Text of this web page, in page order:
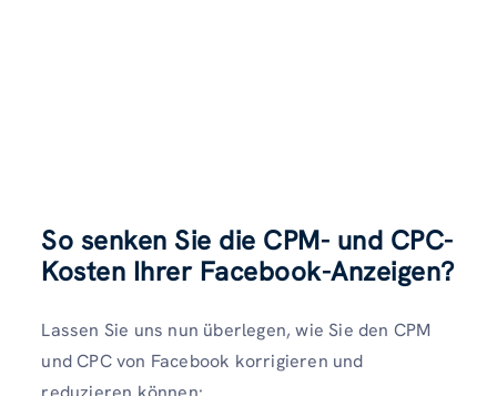
So senken Sie die CPM- und CPC-
Kosten Ihrer Facebook-Anzeigen?
Lassen Sie uns nun überlegen, wie Sie den CPM
und CPC von Facebook korrigieren und